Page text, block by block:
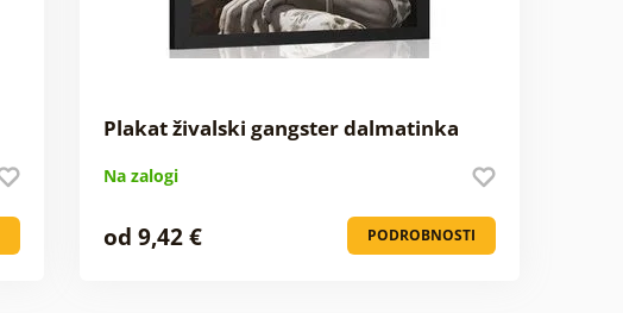
Plakat živalski gangster dalmatinka
Na zalogi
PODROBNOSTI
od 9,42 €